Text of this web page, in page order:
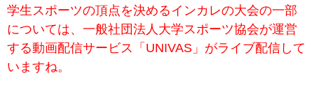
学生スポーツの頂点を決めるインカレの大会の一部
については、一般社団法人大学スポーツ協会が運営
する動画配信サービス「UNIVAS」がライブ配信して
いますね。